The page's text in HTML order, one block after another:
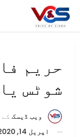
حریم
شوٹس
ویب ڈیسک کے
اپریل 14, 2020